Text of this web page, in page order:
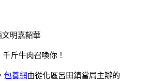
明嘉韶華
斤牛肉召喚你！
包養網由從化區呂田鎮當局主辦的